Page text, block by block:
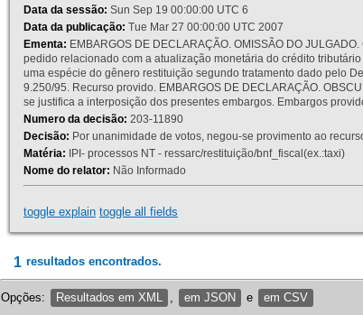
Data da sessão: Sun Sep 19 00:00:00 UTC 6
Data da publicação: Tue Mar 27 00:00:00 UTC 2007
Ementa: EMBARGOS DE DECLARAÇÃO. OMISSÃO DO
pedido relacionado com a atualização monetária do crédito
uma espécie do gênero restituição segundo tratamento dado pelo
9.250/95. Recurso provido. EMBARGOS DE DECLARAÇÃO.
se justifica a interposição dos presentes embargos. Embargos
Numero da decisão: 203-11890
Decisão: Por unanimidade de votos, negou-se provimento ao
Matéria: IPI- processos NT - ressarc/restituição/bnf_fiscal(ex.:taxi)
Nome do relator: Não Informado
toggle explain toggle all fields
1 resultados encontrados.
Opções: Resultados em XML em JSON e em CSV